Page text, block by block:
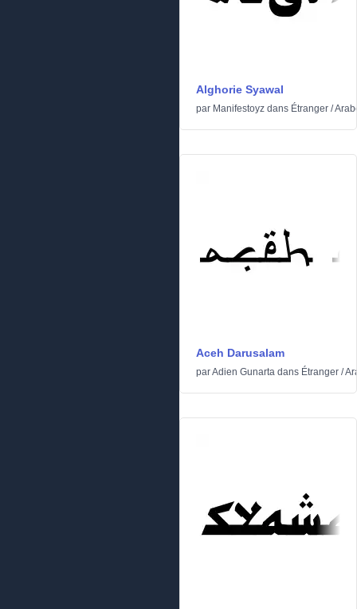
Alghorie Syawal
par Manifestoyz dans Étranger /
Aceh Darusalam
parAdien Gunarta dans Étranger /